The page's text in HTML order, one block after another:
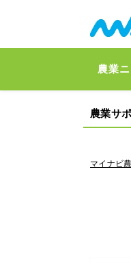
農業
農業サ
マイナビ